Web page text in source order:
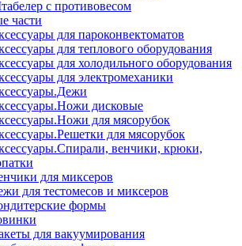
с противовесом
части
для пароконвектоматов
для теплового оборудования
для холодильного оборудования
для электромеханики
дисковые
для мясорубок
для мясорубок
венчики, крюки,
для миксеров
для тестомесов и миксеров
формы
для вакуумирования